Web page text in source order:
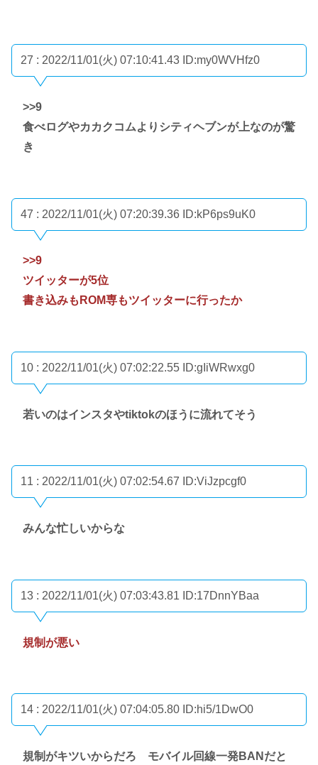
27 : 2022/11/01(火) 07:10:41.43 ID:my0WVHfz0
>>9
食べログやカカクコムよりシティヘブンが上なのが驚
き
47 : 2022/11/01(火) 07:20:39.36 ID:kP6ps9uK0
>>9
ツイッターが5位
書き込みもROM専もツイッターに行ったか
10 : 2022/11/01(火) 07:02:22.55 ID:gIiWRwxg0
若いのはインスタやtiktokのほうに流れてそう
11 : 2022/11/01(火) 07:02:54.67 ID:ViJzpcgf0
みんな忙しいからな
13 : 2022/11/01(火) 07:03:43.81 ID:17DnnYBaa
規制が悪い
14 : 2022/11/01(火) 07:04:05.80 ID:hi5/1DwO0
規制がキツいからだろ モバイル回線一発BANだと